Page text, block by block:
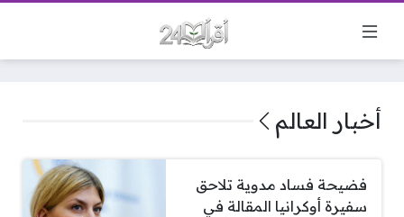
أخبار العالم
فضيحة فساد مدوية تلاحق
سفيرة أوكرانيا المقالة في